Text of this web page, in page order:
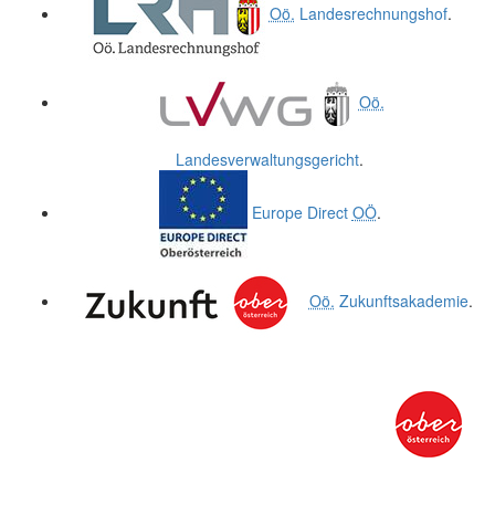
Oö. Landesrechnungshof.
Oö.
Landesverwaltungsgericht.
Europe Direct OÖ.
Oö. Zukunftsakademie.